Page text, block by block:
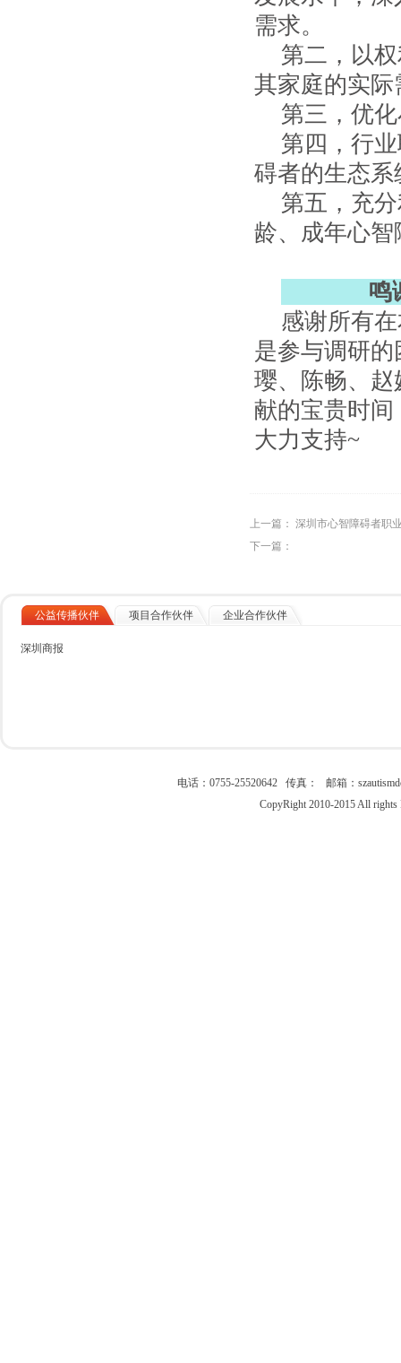
需求。
第二，以
其家庭的实
第三，优
第四，行
碍者的生态系
第五，充
龄、成年心
鸣
感谢所有
是参与调研
璎、陈畅、
献的宝贵时
大力支持~
上一篇： 深圳市心智障碍者职
下一篇：
公益传播伙伴 项目合作伙伴 企业合作伙伴
深圳商报
电话：0755-25520642 传真： 邮箱：
CopyRight 2010-2015 All